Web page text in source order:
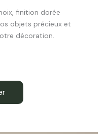
finition dorée
objets précieux et
décoration.